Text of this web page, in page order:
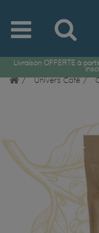
Livraison OFFERTE à
Univers Café